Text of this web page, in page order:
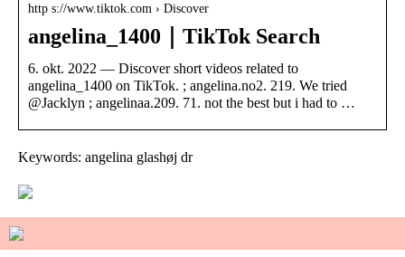
http s://www.tiktok.com › Discover
angelina_1400｜TikTok Search
6. okt. 2022 — Discover short videos related to
angelina_1400 on TikTok. ; angelina.no2. 219. We tried
@Jacklyn ; angelinaa.209. 71. not the best but i had to …
Keywords: angelina glashøj dr